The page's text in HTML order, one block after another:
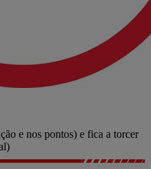
e nos pontos) e fica a torcer